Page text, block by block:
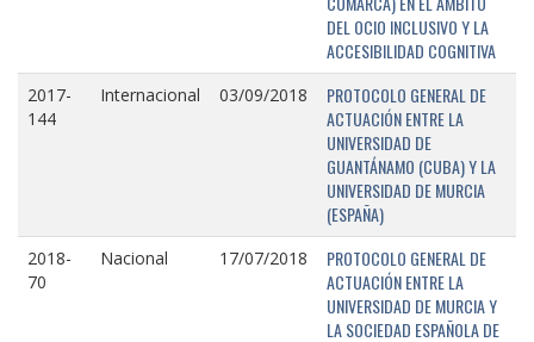
DEL OCIO INCLUSIVO Y LA
ACCESIBILIDAD COGNITIVA
2017-
144
Internacional 03/09/2018
PROTOCOLO GENERAL DE
ACTUACIÓN ENTRE LA
UNIVERSIDAD DE
GUANTÁNAMO (CUBA) Y LA
UNIVERSIDAD DE MURCIA
(ESPAÑA)
2018-
70
Nacional 17/07/2018
PROTOCOLO GENERAL DE
ACTUACIÓN ENTRE LA
UNIVERSIDAD DE MURCIA Y
LA SOCIEDAD ESPAÑOLA DE